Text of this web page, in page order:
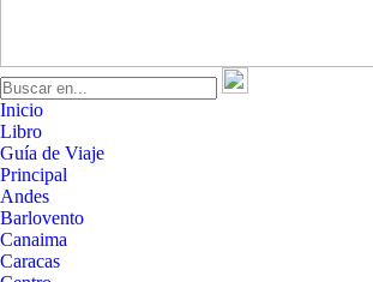
Inicio
Libro
Guía de Viaje
Principal
Andes
Barlovento
Canaima
Caracas